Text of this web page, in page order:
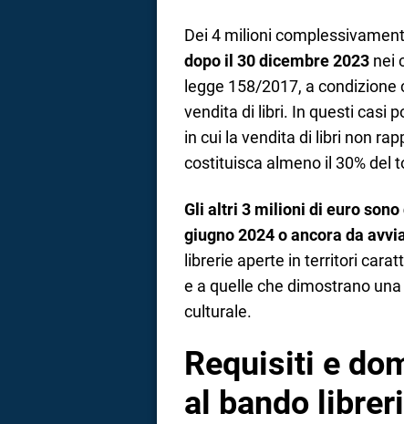
Dei 4 milioni
dopo il 30 dicembre 2023 nei
legge 158/2017, a
vendita di libri. In questi casi
in cui la vendita di libri non
costituisca almeno il 30% del
Gli altri 3 milioni di euro
giugno 2024 o ancora da
librerie aperte in territori
e a quelle che dimostrano
culturale.
Requisiti e
al bando